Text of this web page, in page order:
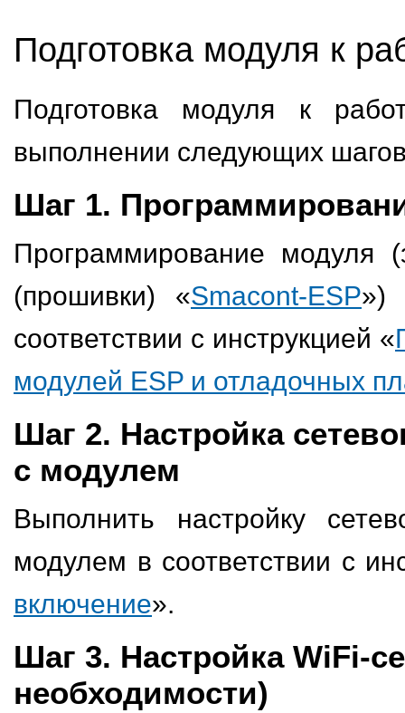
Подготовка модуля к
Подготовка модуля к
выполнении следующих
Шаг 1.
Программирование модуля
(прошивки) «Smacont-ESP»)
соответствии с инструкцией «
модулей ESP и отладочных
Шаг 2. Настройка
с модулем
Выполнить настройку
модулем в соответствии с
включение».
Шаг 3. Настройка WiFi-
необходимости)